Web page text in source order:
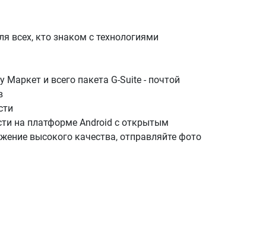
всех, кто знаком с технологиями
и всего пакета G-Suite - почтой
на платформе Android с открытым
высокого качества, отправляйте фото